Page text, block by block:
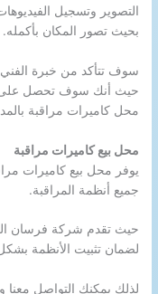
التصوير وتسجيل
بحيث تصور المكان بأكمله.
سوف تتأكد من خبرة الفني
حيث أنك سوف تحصل على
محل كاميرات مراقبة
محل بيع كاميرات مراقبة
يوفر محل بيع كاميرات
جميع أنظمة المراقبة.
حيث تقدم شركة فرسان
لضمان تثبيت الأنظمة
لذلك يمكنك التواصل